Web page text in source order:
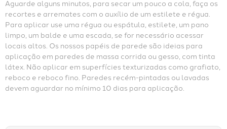
Aguarde alguns minutos, para secar um pouco a cola, faça os
recortes e arremates com o auxílio de um estilete e régua.
Para aplicar use uma régua ou espátula, estilete, um pano
limpo, um balde e uma escada, se for necessário acessar
locais altos. Os nossos papéis de parede são ideias para
aplicação em paredes de massa corrida ou gesso, com tinta
látex. Não aplicar em superfícies texturizadas como grafiato,
reboco e reboco fino. Paredes recém-pintadas ou lavadas
devem aguardar no mínimo 10 dias para aplicação.